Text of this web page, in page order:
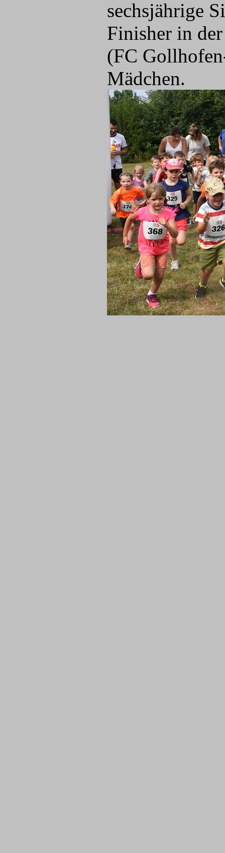
sechsjährige
Finisher in
(FC
Mädchen.